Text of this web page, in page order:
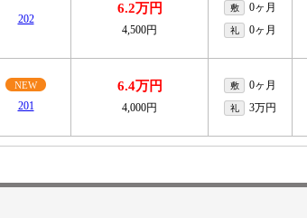
202
6.2万円
4,500円
敷 0ヶ月
礼 0ヶ月
NEW
201
6.4万円
4,000円
敷 0ヶ月
礼 3万円